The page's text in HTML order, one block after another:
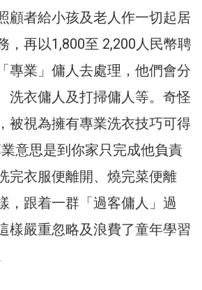
顧者給小孩及老人作一切起居
，再以1,800至 2,200人民幣聘
專業」傭人去處理，他們會分
洗衣傭人及打掃傭人等。奇怪
被視為擁有專業洗衣技巧可得
意思是到你家只完成他負責
完衣服便離開、燒完菜便離
，跟着一群「過客傭人」過
樣嚴重忽略及浪費了童年學習